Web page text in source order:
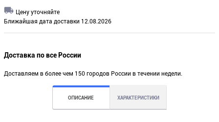
Цену уточняйте
Ближайшая дата доставки 12.08.2026
Доставка по все России
Доставляем в более чем 150 городов России в течении недели.
ОПИСАНИЕ ХАРАКТЕРИСТИКИ